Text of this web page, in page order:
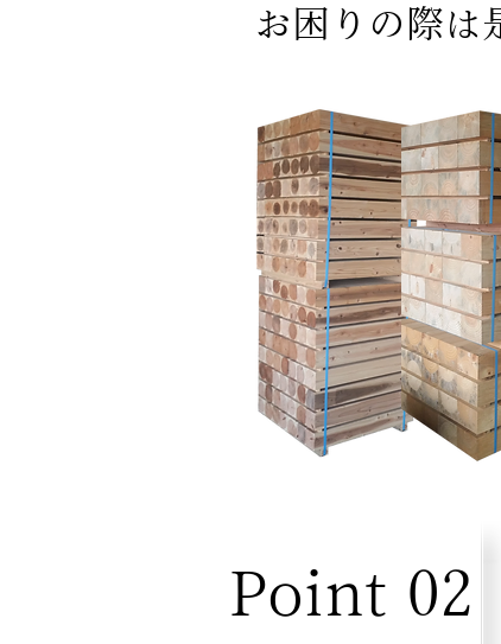
お困りの際は
Point 02